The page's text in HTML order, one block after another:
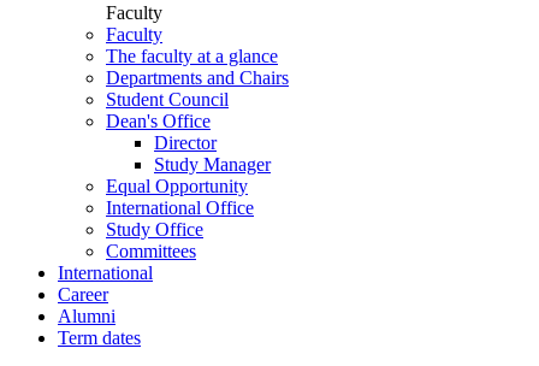
Faculty
Faculty
The faculty at a glance
Departments and Chairs
Student Council
Dean's Office
Director
Study Manager
Equal Opportunity
International Office
Study Office
Committees
International
Career
Alumni
Term dates